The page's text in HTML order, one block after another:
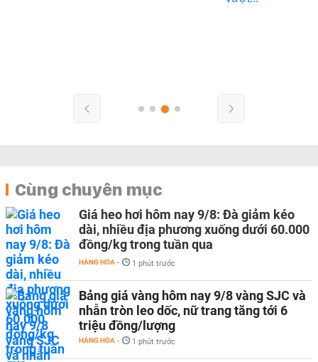
Cùng chuyên mục
Giá heo hơi hôm nay 9/8: Đà giảm kéo
dài, nhiều địa phương xuống dưới 60.000
đồng/kg trong tuần qua
HÀNG HÓA - 1 phút trước
Bảng giá vàng hôm nay 9/8 vàng SJC và
nhẫn tròn leo dốc, nữ trang tăng tới 6
triệu đồng/lượng
HÀNG HÓA - 1 phút trước